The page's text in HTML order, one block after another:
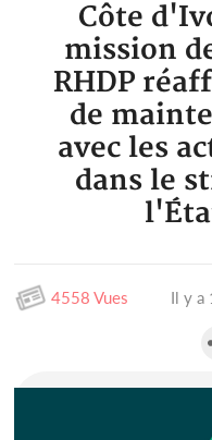
Côte
mission
RHDP
de
avec les
dans le
4558 Vues Il y a